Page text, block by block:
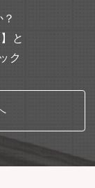
と
ク